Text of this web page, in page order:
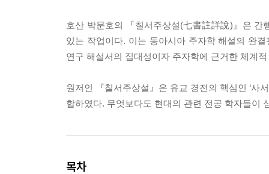
호산 박문호의 『칠서주상설(七書註詳說)』은 간
있는 작업이다. 이는 동아시아 주자학 해설의 완
연구 해설서의 집대성이자 주자학에 근거한 체계
원저인 『칠서주상설』은 유교 경전의 핵심인 ‘사
합하였다. 무엇보다도 현대의 관련 전공 학자들이
목차